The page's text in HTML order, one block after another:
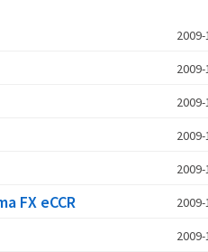
FX eCCR